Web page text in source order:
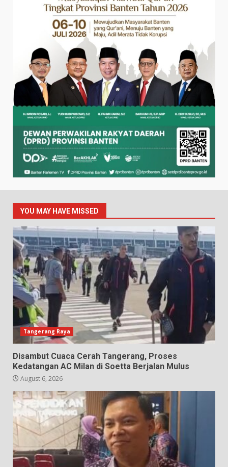
YOU MAY HAVE MISSED
Tangerang Raya
Disambut Cuaca Cerah Tangerang, Proses
Kedatangan AC Milan di Soetta Berjalan Mulus
August 6, 2026